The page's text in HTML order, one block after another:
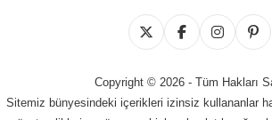
Copyright © 2026 - Tüm Hakları
Sitemiz bünyesindeki içerikleri izinsiz kullananlar